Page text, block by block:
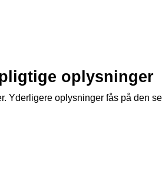
oplysninger
Yderligere oplysninger fås på den